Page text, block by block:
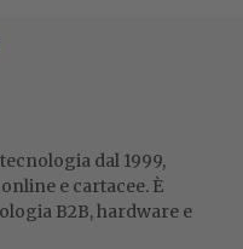
dal 1999,
e cartacee. È
B2B, hardware e